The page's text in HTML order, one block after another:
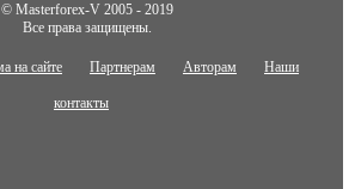
© Masterforex-V 2005 - 2019
Все права защищены.
на сайте Партнерам Авторам Наши
контакты